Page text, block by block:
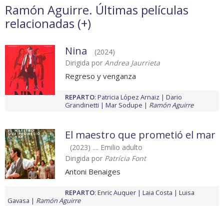
Ramón Aguirre. Últimas películas
relacionadas (+)
Nina
(2024)
Dirigida por Andrea Jaurrieta
Regreso y venganza
REPARTO: Patricia López Arnaiz
Dario
Grandinetti
Mar Sodupe Ramón Aguirre
El maestro que prometió el mar
(2023) .... Emilio adulto
Dirigida por Patrícia Font
Antoni Benaiges
REPARTO: Enric Auquer Laia Costa
Luisa
Gavasa
Ramón Aguirre